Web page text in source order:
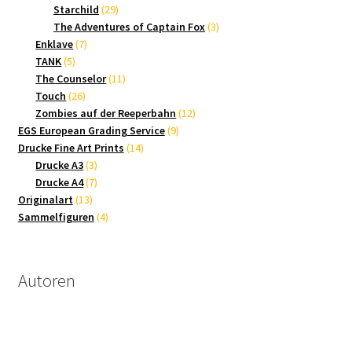
Produkte
Starchild 2929
Produkte
The Adventures of Captain Fox 33
Enklave 77
TANK 55
Produkte
The Counselor 1111
Touch 2626
Produkte
Zombies auf der Reeperbahn 1212
EGS European Grading Service 99
Drucke Fine Art Prints 1414
Drucke A3 33
Produkte
Drucke A4 77
Originalart 1313
Produkte
Sammelfiguren 44
Autoren